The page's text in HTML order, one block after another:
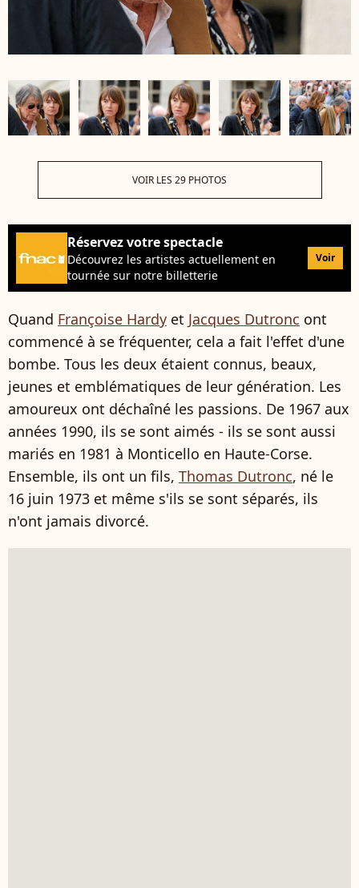
VOIR LES 29 PHOTOS
Réservez votre spectacle
Découvrez les artistes actuellement en
tournée sur notre billetterie
Voir
Quand Françoise Hardy et Jacques Dutronc ont
commencé à se fréquenter, cela a fait l'effet d'une
bombe. Tous les deux étaient connus, beaux,
jeunes et emblématiques de leur génération. Les
amoureux ont déchaîné les passions. De 1967 aux
années 1990, ils se sont aimés - ils se sont aussi
mariés en 1981 à Monticello en Haute-Corse.
Ensemble, ils ont un fils, Thomas Dutronc, né le
16 juin 1973 et même s'ils se sont séparés, ils
n'ont jamais divorcé.